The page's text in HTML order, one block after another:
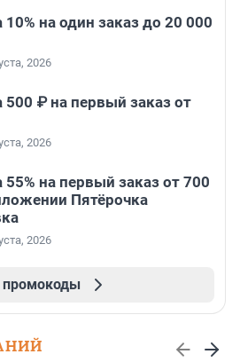
на один заказ до 20 000
2026
500 ₽ на первый заказ от
2026
на первый заказ от 700
Пятёрочка
2026
промокоды